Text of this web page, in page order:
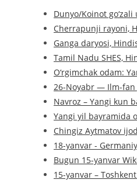
Dunyo/Koinot
Cherrapunji rayoni,
Ganga daryosi,
Tamil Nadu SHES,
O‘rgimchak odam:
26-Noyabr — Ilm-fan
Navroz – Yangi kun
Yangi yil bayramida
Chingiz Aytmatov
18-yanvar -
Bugun 15-yanvar
15-yanvar –